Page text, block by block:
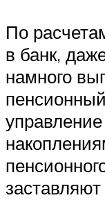
По
в банк,
намного